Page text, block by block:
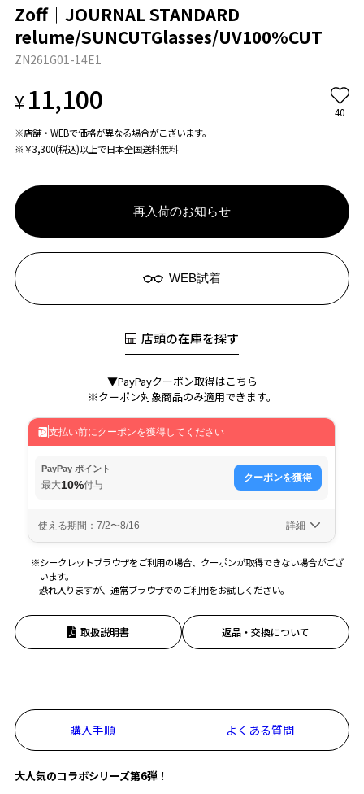
Zoff｜JOURNAL STANDARD
relume/SUNCUTGlasses/UV100%CUT
ZN261G01-14E1
¥11,100
40
※店舗・WEBで価格が異なる場合がこざいます。
※￥3,300(税込)以上で日本全国送料無料
再入荷のお知らせ
WEB試着
店頭の在庫を探す
▼PayPayクーポン取得はこちら
※クーポン対象商品のみ適用できます。
※シークレットブラウザをご利用の場合、クーポンが取得できない場合がござ
います。
恐れ入りますが、通常ブラウザでのご利用をお試しください。
取扱説明書 返品・交換について
購入手順 よくある質問
大人気のコラボシリーズ第6弾！